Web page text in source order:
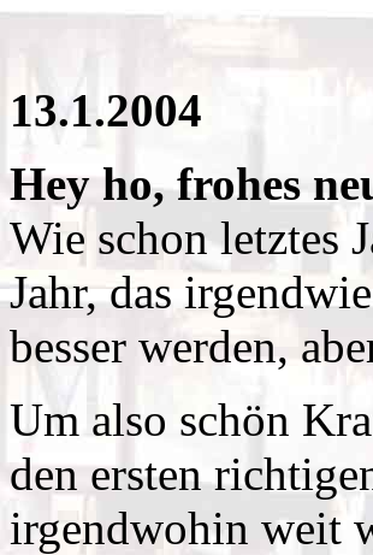
13.1.2004
Hey ho, frohes
Wie schon letztes
Jahr, das
besser werden,
Um also schön
den ersten
irgendwohin weit